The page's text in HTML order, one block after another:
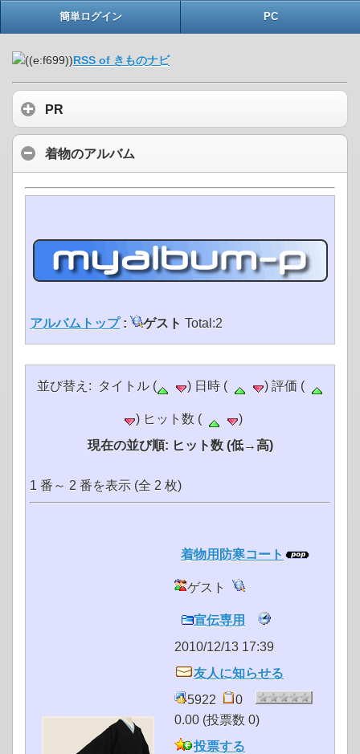
簡単ログイン PC
RSS of きものナビ
PR
着物のアルバム
アルバムトップ: ゲスト Total:2
並び替え: タイトル ( ) 日時 ( ) 評価 (
) ヒット数 (
)
現在の並び順: ヒット数 (低→高)
1 番～ 2 番を表示 (全 2 枚)
着物用防寒コート
ゲスト
宣伝専用
2010/12/13 17:39
友人に知らせる
5922
0
0.00 (投票数 0)
投票する